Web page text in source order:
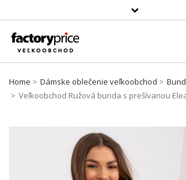
Szukaj
produktu
Home Dámske oblečenie veľkoobchod
Veľkoobchod Ružová bunda s prešívanou